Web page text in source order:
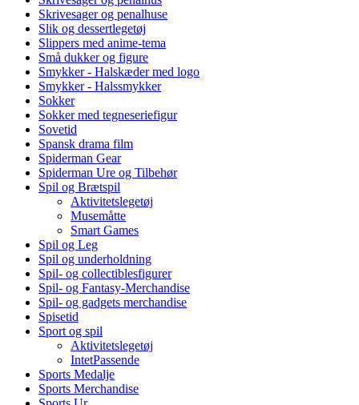
Skrivesager og penalhuse
Slik og dessertlegetøj
Slippers med anime-tema
Små dukker og figure
Smykker - Halskæder med logo
Smykker - Halssmykker
Sokker
Sokker med tegneseriefigur
Sovetid
Spansk drama film
Spiderman Gear
Spiderman Ure og Tilbehør
Spil og Brætspil
Aktivitetslegetøj
Musemåtte
Smart Games
Spil og Leg
Spil og underholdning
Spil- og collectiblesfigurer
Spil- og Fantasy-Merchandise
Spil- og gadgets merchandise
Spisetid
Sport og spil
Aktivitetslegetøj
IntetPassende
Sports Medalje
Sports Merchandise